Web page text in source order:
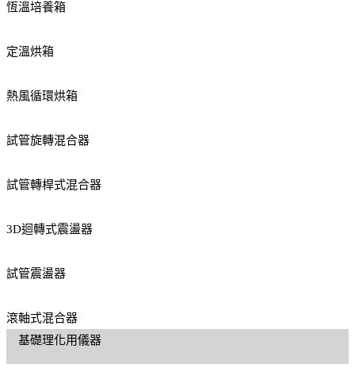
恆溫培養箱
定溫烘箱
熱風循環烘箱
試管旋轉混合器
試管轉桿式混合器
3D迴轉式震盪器
試管震盪器
滾軸式混合器
基礎理化用儀器